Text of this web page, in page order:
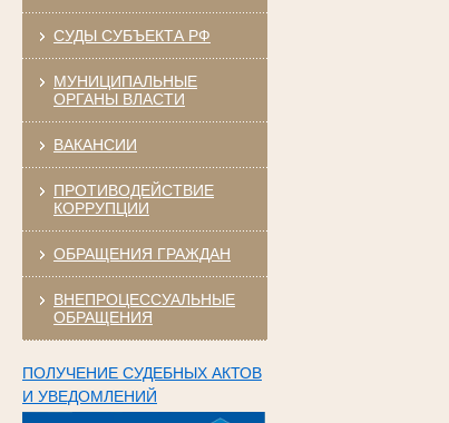
СУДЫ СУБЪЕКТА РФ
МУНИЦИПАЛЬНЫЕ
ОРГАНЫ ВЛАСТИ
ВАКАНСИИ
ПРОТИВОДЕЙСТВИЕ
КОРРУПЦИИ
ОБРАЩЕНИЯ ГРАЖДАН
ВНЕПРОЦЕССУАЛЬНЫЕ
ОБРАЩЕНИЯ
ПОЛУЧЕНИЕ СУДЕБНЫХ АКТОВ
И УВЕДОМЛЕНИЙ